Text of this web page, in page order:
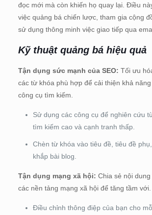
đọc mới mà còn khiến họ quay lại. Điều
việc quảng bá chiến lược, tham gia cộng
sử dụng thông minh việc giao tiếp qua
Kỹ thuật quảng bá hiệu quả
Tận dụng sức mạnh của SEO: Tối ưu
các từ khóa phù hợp để cải thiện khả
công cụ tìm kiếm.
Sử dụng các công cụ để nghiên cứu
tìm kiếm cao và cạnh tranh thấp.
Chèn từ khóa vào tiêu đề, tiêu đề
khắp bài blog.
Tận dụng mạng xã hội: Chia sẻ nội
các nền tảng mạng xã hội để tăng tầm với.
Điều chỉnh thông điệp của bạn cho